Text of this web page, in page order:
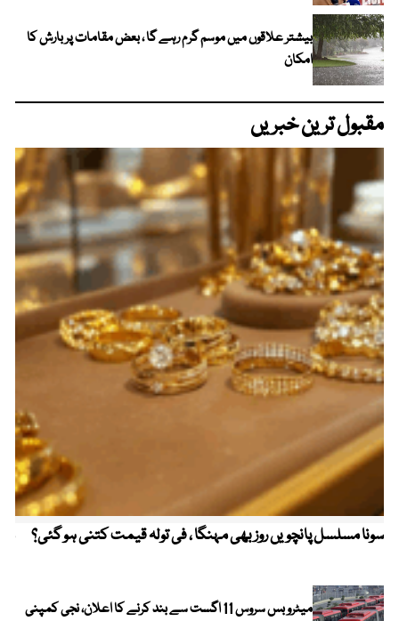
بیشتر علاقوں میں موسم گرم رہے گا ، بعض مقامات پر بارش کا
امکان
مقبول ترین خبریں
سونا مسلسل پانچویں روز بھی مہنگا ، فی تولہ قیمت کتنی ہو گئی؟
میٹرو بس سروس 11 اگست سے بند کرنے کا اعلان، نجی کمپنی